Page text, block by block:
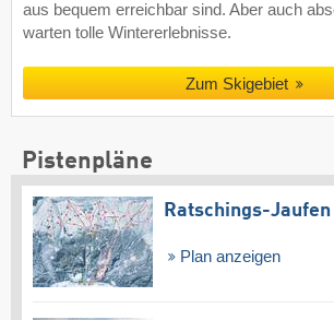
aus bequem erreichbar sind. Aber auch
warten tolle Wintererlebnisse.
Zum Skigebiet
Pistenpläne
Ratschings-Jaufen
Plan anzeigen